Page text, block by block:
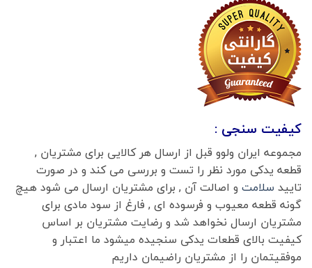
کیفیت سنجی :
مجموعه ایران ولوو قبل از ارسال هر کالایی برای مشتریان ,
قطعه یدکی مورد نظر را تست و بررسی می کند و در صورت
تایید سلامت و اصالت آن , برای مشتریان ارسال می شود هیچ
گونه قطعه معیوب و فرسوده ای , فارغ از سود مادی برای
مشتریان ارسال نخواهد شد و رضایت مشتریان بر اساس
کیفیت بالای قطعات یدکی سنجیده میشود ما اعتبار و
موفقیتمان را از مشتریان راضیمان داریم